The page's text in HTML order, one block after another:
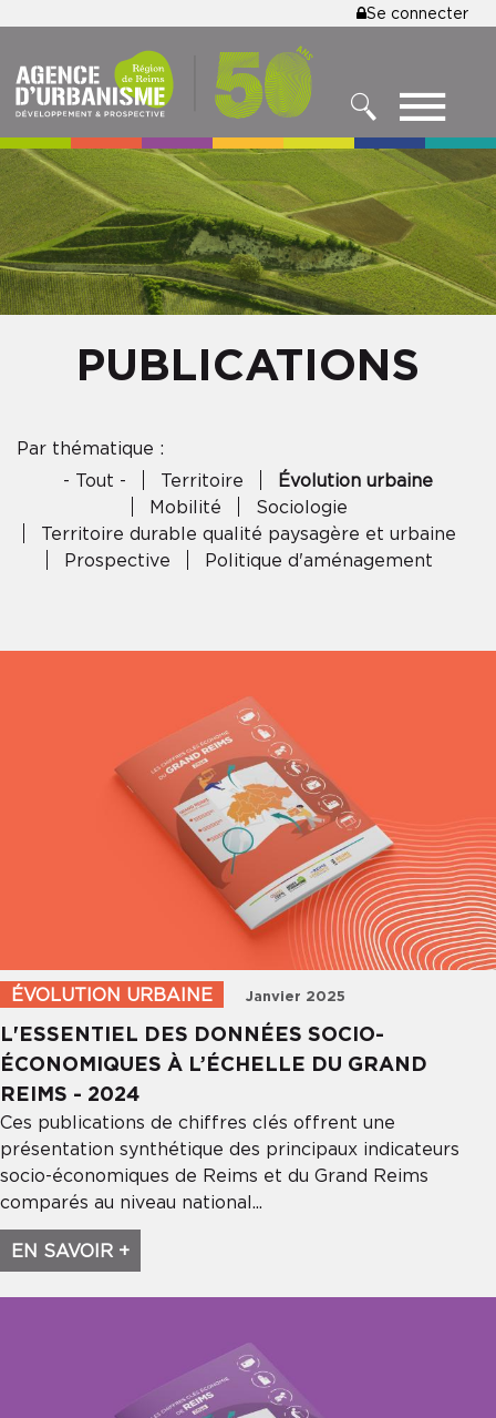
contenu
principal
MENU
DE
Se connecter
PRINCIPALE
MENU
PUBLICATIONS
Par thématique :
- Tout -
Territoire
Évolution urbaine
Mobilité
Sociologie
Territoire durable qualité paysagère et urbaine
Prospective
Politique d'aménagement
ÉVOLUTION URBAINE Janvier 2025
L'ESSENTIEL DES DONNÉES SOCIO-
ÉCONOMIQUES À L’ÉCHELLE DU GRAND
REIMS - 2024
Ces publications de chiffres clés offrent une
présentation synthétique des principaux indicateurs
socio-économiques de Reims et du Grand Reims
comparés au niveau national...
EN SAVOIR +